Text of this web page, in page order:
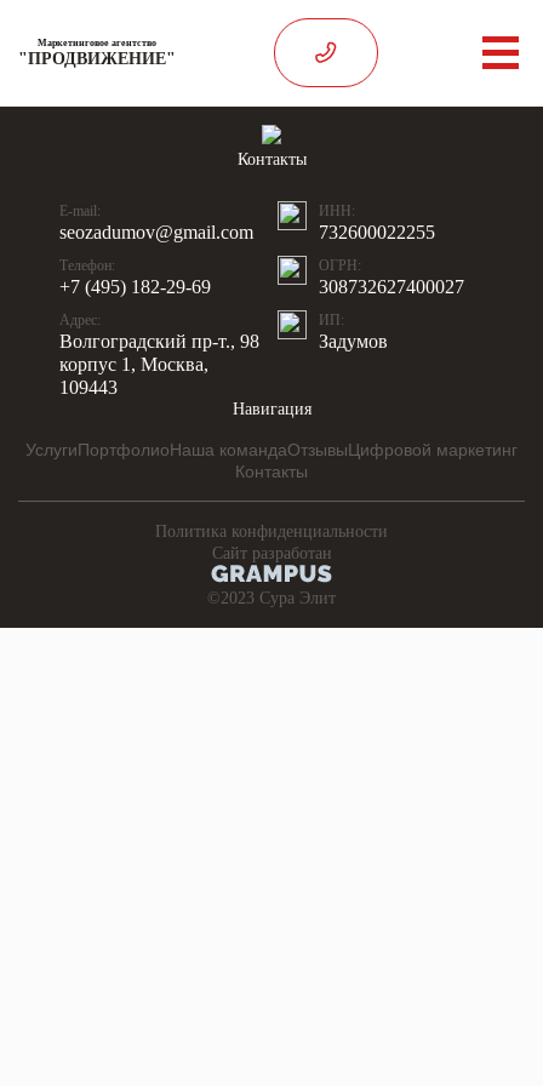
Маркетинговое агентство
"ПРОДВИЖЕНИЕ"
Контакты
E-mail:
seozadumov@gmail.com
ИНН:
732600022255
Телефон:
+7 (495) 182-29-69
ОГРН:
308732627400027
Адрес:
Волгоградский пр-т., 98
корпус 1, Москва,
109443
ИП:
Задумов
Навигация
УслугиПортфолиоНаша командаОтзывыЦифровой маркетинг
Контакты
Политика конфиденциальности
Сайт разработан
©2023 Сура Элит